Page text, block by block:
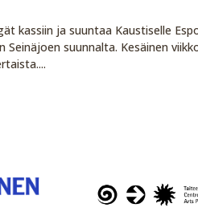
kassiin ja suuntaa Kaustiselle
Seinäjoen suunnalta. Kesäinen